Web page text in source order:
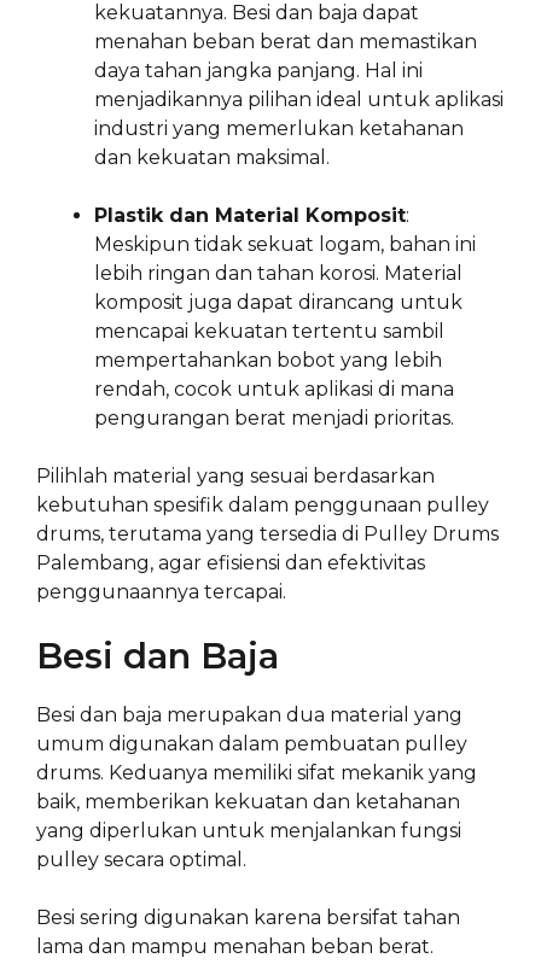
kekuatannya. Besi dan baja dapat
menahan beban berat dan memastikan
daya tahan jangka panjang. Hal ini
menjadikannya pilihan ideal untuk aplikasi
industri yang memerlukan ketahanan
dan kekuatan maksimal.
Plastik dan Material Komposit:
Meskipun tidak sekuat logam, bahan ini
lebih ringan dan tahan korosi. Material
komposit juga dapat dirancang untuk
mencapai kekuatan tertentu sambil
mempertahankan bobot yang lebih
rendah, cocok untuk aplikasi di mana
pengurangan berat menjadi prioritas.
Pilihlah material yang sesuai berdasarkan
kebutuhan spesifik dalam penggunaan pulley
drums, terutama yang tersedia di Pulley Drums
Palembang, agar efisiensi dan efektivitas
penggunaannya tercapai.
Besi dan Baja
Besi dan baja merupakan dua material yang
umum digunakan dalam pembuatan pulley
drums. Keduanya memiliki sifat mekanik yang
baik, memberikan kekuatan dan ketahanan
yang diperlukan untuk menjalankan fungsi
pulley secara optimal.
Besi sering digunakan karena bersifat tahan
lama dan mampu menahan beban berat.